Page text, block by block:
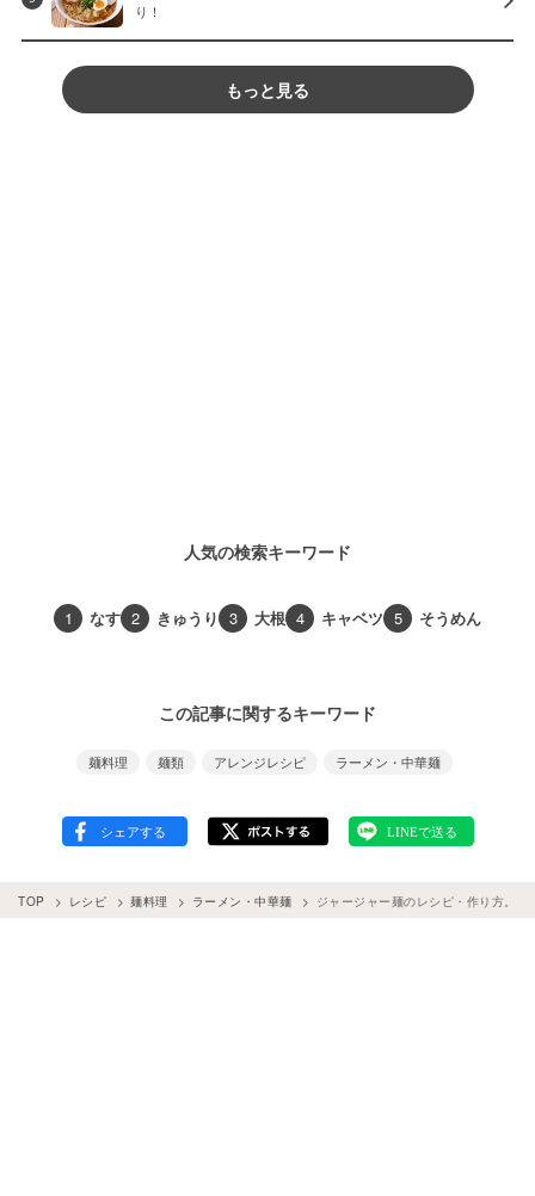
り！
もっと見る
人気の検索キーワード
1 なす 2 きゅうり 3 大根 4 キャベツ 5 そうめん
この記事に関するキーワード
麺料理 麺類 アレンジレシピ ラーメン・中華麺
TOP レシピ 麺料理 ラーメン・中華麺 ジャージャー麺のレシピ・作り方。ピ